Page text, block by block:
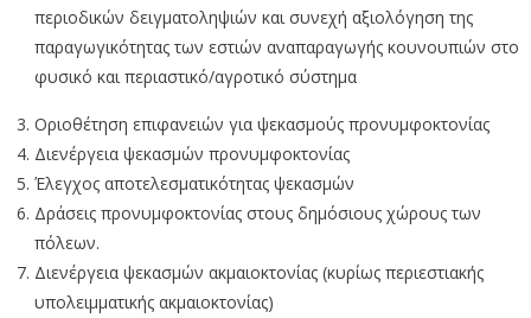
περιοδικών δειγματοληψιών και συνεχή αξιολόγηση της
παραγωγικότητας των εστιών αναπαραγωγής κουνουπιών στο
φυσικό και περιαστικό/αγροτικό σύστημα
Οριοθέτηση επιφανειών για ψεκασμούς προνυμφοκτονίας
Διενέργεια ψεκασμών προνυμφοκτονίας
Έλεγχος αποτελεσματικότητας ψεκασμών
Δράσεις προνυμφοκτονίας στους δημόσιους χώρους των
πόλεων.
Διενέργεια ψεκασμών ακμαιοκτονίας (κυρίως περιεστιακής
υπολειμματικής ακμαιοκτονίας)